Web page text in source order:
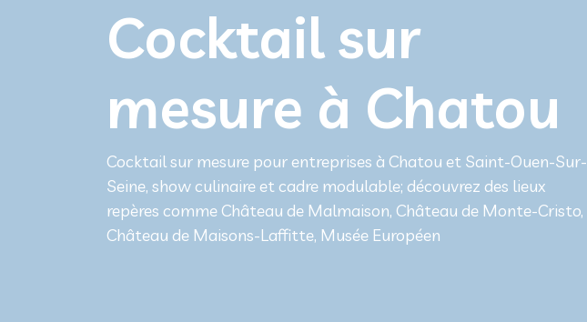
Cocktail sur
mesure à Chatou
Cocktail sur mesure pour entreprises à Chatou et Saint-Ouen-Sur-
Seine, show culinaire et cadre modulable; découvrez des lieux
repères comme Château de Malmaison, Château de Monte-Cristo,
Château de Maisons-Laffitte, Musée Européen